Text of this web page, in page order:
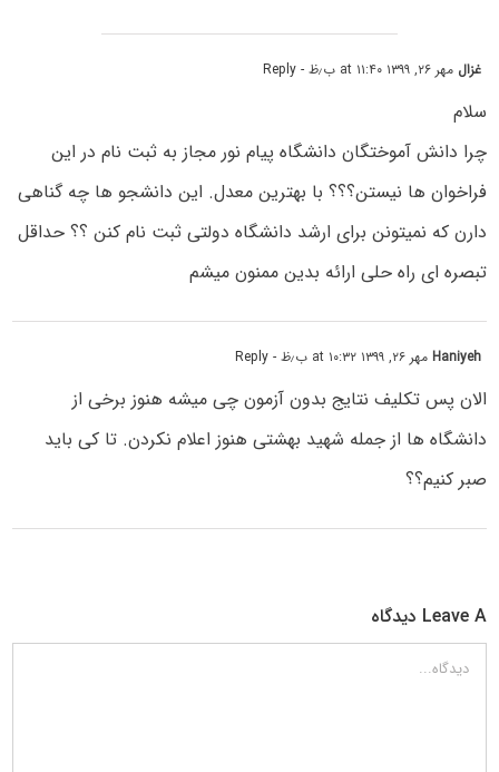
غزال مهر ۲۶, ۱۳۹۹ at ۱۱:۴۰ ب٫ظ - Reply
سلام
چرا دانش آموختگان دانشگاه پیام نور مجاز به ثبت نام در این
فراخوان ها نیستن؟؟؟ با بهترین معدل. این دانشجو ها چه گناهی
دارن که نمیتونن برای ارشد دانشگاه دولتی ثبت نام کنن ؟؟ حداقل
تبصره ای راه حلی ارائه بدین ممنون میشم
Haniyehمهر ۲۶, ۱۳۹۹ at ۱۰:۳۲ ب٫ظ - Reply
الان پس تکلیف نتایج بدون آزمون چی میشه هنوز برخی از
دانشگاه ها از جمله شهید بهشتی هنوز اعلام نکردن. تا کی باید
صبر کنیم؟؟
Leave A دیدگاه
دیدگاه